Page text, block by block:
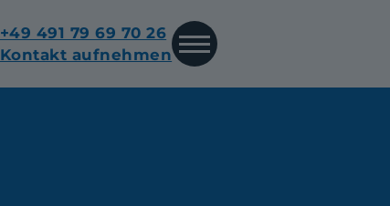
+49 491 79 69 70 26
Kontakt aufnehmen